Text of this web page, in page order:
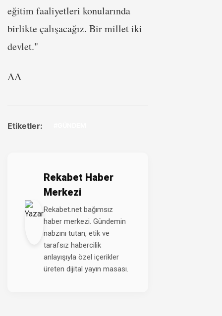
eğitim faaliyetleri konularında
birlikte çalışacağız. Bir millet iki
devlet."
AA
Etiketler:
Rekabet Haber
Merkezi
Rekabet.net bağımsız
haber merkezi. Gündemin
nabzını tutan, etik ve
tarafsız habercilik
anlayışıyla özel içerikler
üreten dijital yayın masası.